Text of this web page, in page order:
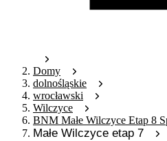
Domy
dolnośląskie
wrocławski
Wilczyce
BNM Małe Wilczyce Etap 8
Małe Wilczyce etap 7